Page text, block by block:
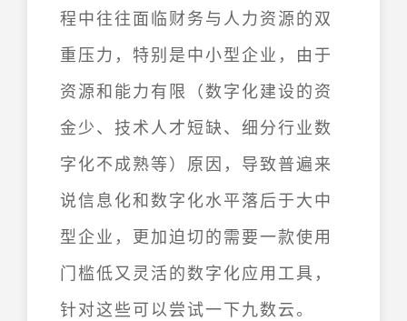
程中往往面临财务与人力资源的双
重压力，特别是中小型企业，由于
资源和能力有限（数字化建设的资
金少、技术人才短缺、细分行业数
字化不成熟等）原因，导致普遍来
说信息化和数字化水平落后于大中
型企业，更加迫切的需要一款使用
门槛低又灵活的数字化应用工具，
针对这些可以尝试一下九数云。